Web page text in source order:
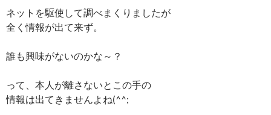
ネットを駆使して調べまくりましたが
全く情報が出て来ず。
誰も興味がないのかな～？
って、本人が離さないとこの手の
情報は出てきませんよね(^^;